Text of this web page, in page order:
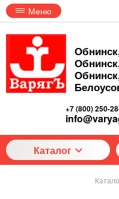
Меню
+7 (800) 250-
Каталог